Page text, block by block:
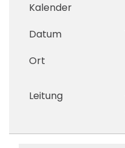
Kalender
Datum
Ort
Leitung